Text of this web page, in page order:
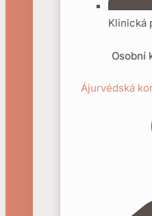
Klinická
Osobní
Ájurvédská